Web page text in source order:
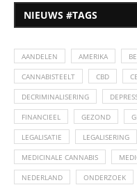
NIEUWS #TAGS
AANDELEN AMERIKA
CANNABISTEELT CBD
DECRIMINALISERING
FINANCIEEL GEZOND
LEGALISATIE LEGALISERING
MEDICINALE CANNABIS
NEDERLAND ONDERZOEK